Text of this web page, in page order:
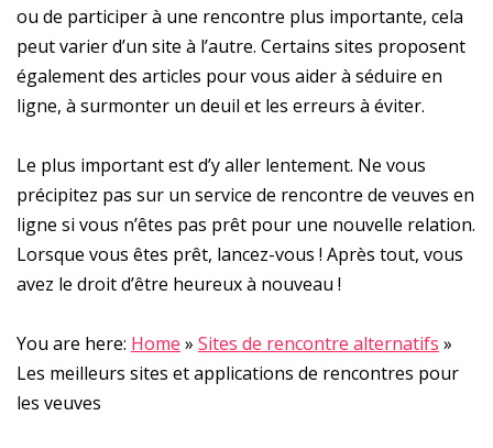
ou de participer à une rencontre plus importante, cela
peut varier d’un site à l’autre. Certains sites proposent
également des articles pour vous aider à séduire en
ligne, à surmonter un deuil et les erreurs à éviter.
Le plus important est d’y aller lentement. Ne vous
précipitez pas sur un service de rencontre de veuves en
ligne si vous n’êtes pas prêt pour une nouvelle relation.
Lorsque vous êtes prêt, lancez-vous ! Après tout, vous
avez le droit d’être heureux à nouveau !
You are here: Home » Sites de rencontre alternatifs »
Les meilleurs sites et applications de rencontres pour
les veuves